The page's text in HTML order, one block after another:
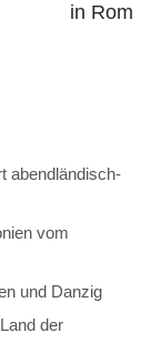
in Rom
abendländisch-
vom
und Danzig
der